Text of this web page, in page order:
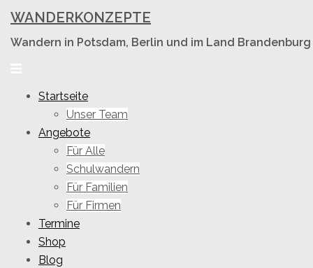
content
WANDERKONZEPTE
Wandern in Potsdam, Berlin und im Land Brandenburg
Startseite
Unser Team
Angebote
Für Alle
Schulwandern
Für Familien
Für Firmen
Termine
Shop
Blog